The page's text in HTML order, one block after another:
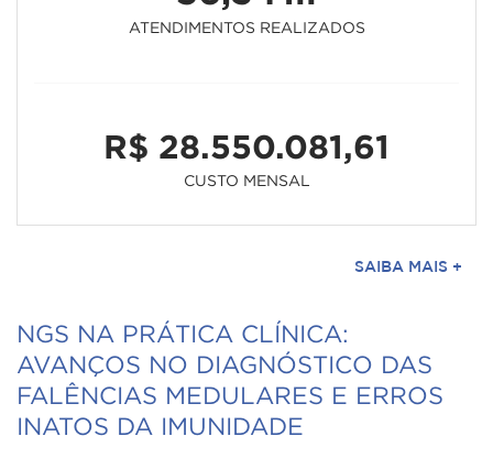
ATENDIMENTOS REALIZADOS
R$ 28.550.081,61
CUSTO MENSAL
SAIBA MAIS +
NGS NA PRÁTICA CLÍNICA:
AVANÇOS NO DIAGNÓSTICO DAS
FALÊNCIAS MEDULARES E ERROS
INATOS DA IMUNIDADE